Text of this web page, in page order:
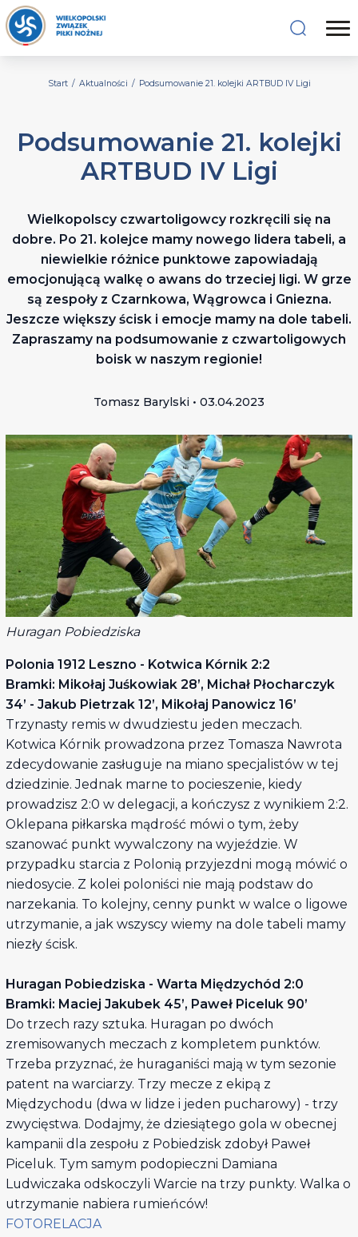
Start / Aktualności / Podsumowanie 21. kolejki ARTBUD IV Ligi
Podsumowanie 21. kolejki
ARTBUD IV Ligi
Wielkopolscy czwartoligowcy rozkręcili się na
dobre. Po 21. kolejce mamy nowego lidera tabeli, a
niewielkie różnice punktowe zapowiadają
emocjonującą walkę o awans do trzeciej ligi. W grze
są zespoły z Czarnkowa, Wągrowca i Gniezna.
Jeszcze większy ścisk i emocje mamy na dole tabeli.
Zapraszamy na podsumowanie z czwartoligowych
boisk w naszym regionie!
Tomasz Barylski • 03.04.2023
Huragan Pobiedziska
Polonia 1912 Leszno - Kotwica Kórnik 2:2
Bramki: Mikołaj Juśkowiak 28’, Michał Płocharczyk
34’ - Jakub Pietrzak 12’, Mikołaj Panowicz 16’
Trzynasty remis w dwudziestu jeden meczach.
Kotwica Kórnik prowadzona przez Tomasza Nawrota
zdecydowanie zasługuje na miano specjalistów w tej
dziedzinie. Jednak marne to pocieszenie, kiedy
prowadzisz 2:0 w delegacji, a kończysz z wynikiem 2:2.
Oklepana piłkarska mądrość mówi o tym, żeby
szanować punkt wywalczony na wyjeździe. W
przypadku starcia z Polonią przyjezdni mogą mówić o
niedosycie. Z kolei poloniści nie mają podstaw do
narzekania. To kolejny, cenny punkt w walce o ligowe
utrzymanie, a jak wszyscy wiemy na dole tabeli mamy
niezły ścisk.
Huragan Pobiedziska - Warta Międzychód 2:0
Bramki: Maciej Jakubek 45’, Paweł Piceluk 90’
Do trzech razy sztuka. Huragan po dwóch
zremisowanych meczach z kompletem punktów.
Trzeba przyznać, że huraganiści mają w tym sezonie
patent na warciarzy. Trzy mecze z ekipą z
Międzychodu (dwa w lidze i jeden pucharowy) - trzy
zwycięstwa. Dodajmy, że dziesiątego gola w obecnej
kampanii dla zespołu z Pobiedzisk zdobył Paweł
Piceluk. Tym samym podopieczni Damiana
Ludwiczaka odskoczyli Warcie na trzy punkty. Walka o
utrzymanie nabiera rumieńców!
FOTORELACJA